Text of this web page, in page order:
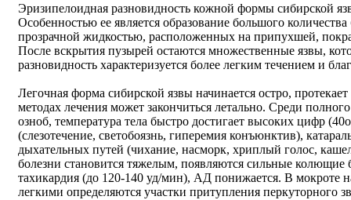
Эризипелоидная разновидность кожной формы сибирской
Особенностью ее является образование большого
прозрачной жидкостью, расположенных на припухшей,
После вскрытия пузырей остаются множественные язвы,
разновидность характеризуется более легким течением и
Легочная форма сибирской язвы начинается остро,
методах лечения может закончиться летально. Среди
озноб, температура тела быстро достигает высоких цифр
(слезотечение, светобоязнь, гиперемия конъюнктив),
дыхательных путей (чихание, насморк, хриплый голос,
болезни становится тяжелым, появляются сильные
тахикардия (до 120-140 уд/мин), АД понижается. В мокроте
легкими определяются участки притупления перкуторного